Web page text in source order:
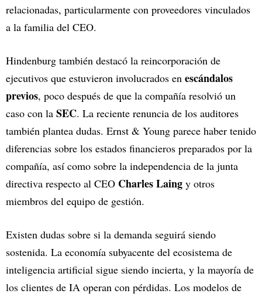
relacionadas, particularmente con proveedores vinculados
a la familia del CEO.
Hindenburg también destacó la reincorporación de
ejecutivos que estuvieron involucrados en escándalos
previos, poco después de que la compañía resolvió un
caso con la SEC. La reciente renuncia de los auditores
también plantea dudas. Ernst & Young parece haber tenido
diferencias sobre los estados financieros preparados por la
compañía, así como sobre la independencia de la junta
directiva respecto al CEO Charles Laing y otros
miembros del equipo de gestión.
Existen dudas sobre si la demanda seguirá siendo
sostenida. La economía subyacente del ecosistema de
inteligencia artificial sigue siendo incierta, y la mayoría de
los clientes de IA operan con pérdidas. Los modelos de